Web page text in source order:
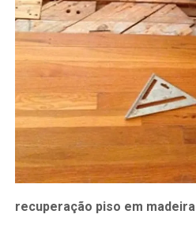
recuperação piso em madeira